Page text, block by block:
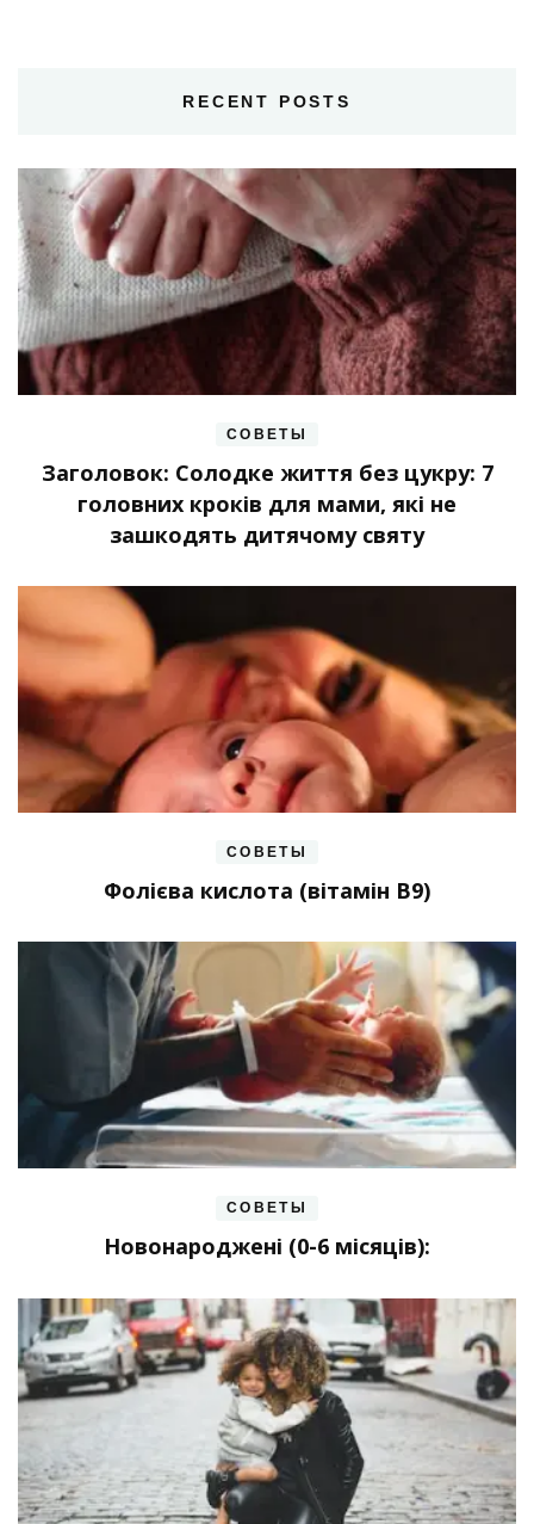
RECENT POSTS
СОВЕТЫ
Заголовок: Солодке життя без цукру: 7
головних кроків для мами, які не
зашкодять дитячому святу
СОВЕТЫ
Фолієва кислота (вітамін В9)
СОВЕТЫ
Новонароджені (0-6 місяців):